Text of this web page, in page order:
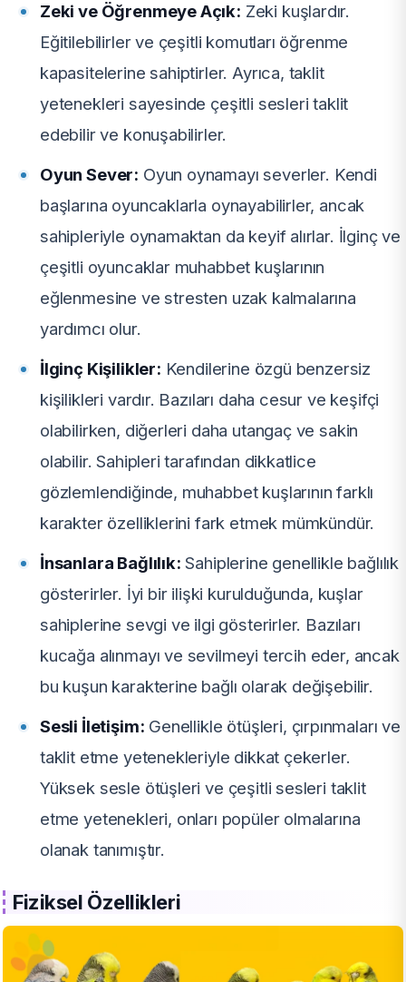
Zeki ve Öğrenmeye Açık: Zeki kuşlardır.
Eğitilebilirler ve çeşitli komutları öğrenme
kapasitelerine sahiptirler. Ayrıca, taklit
yetenekleri sayesinde çeşitli sesleri taklit
edebilir ve konuşabilirler.
Oyun Sever: Oyun oynamayı severler. Kendi
başlarına oyuncaklarla oynayabilirler, ancak
sahipleriyle oynamaktan da keyif alırlar. İlginç ve
çeşitli oyuncaklar muhabbet kuşlarının
eğlenmesine ve stresten uzak kalmalarına
yardımcı olur.
İlginç Kişilikler: Kendilerine özgü benzersiz
kişilikleri vardır. Bazıları daha cesur ve keşifçi
olabilirken, diğerleri daha utangaç ve sakin
olabilir. Sahipleri tarafından dikkatlice
gözlemlendiğinde, muhabbet kuşlarının farklı
karakter özelliklerini fark etmek mümkündür.
İnsanlara Bağlılık: Sahiplerine genellikle bağlılık
gösterirler. İyi bir ilişki kurulduğunda, kuşlar
sahiplerine sevgi ve ilgi gösterirler. Bazıları
kucağa alınmayı ve sevilmeyi tercih eder, ancak
bu kuşun karakterine bağlı olarak değişebilir.
Sesli İletişim: Genellikle ötüşleri, çırpınmaları ve
taklit etme yetenekleriyle dikkat çekerler.
Yüksek sesle ötüşleri ve çeşitli sesleri taklit
etme yetenekleri, onları popüler olmalarına
olanak tanımıştır.
Fiziksel Özellikleri